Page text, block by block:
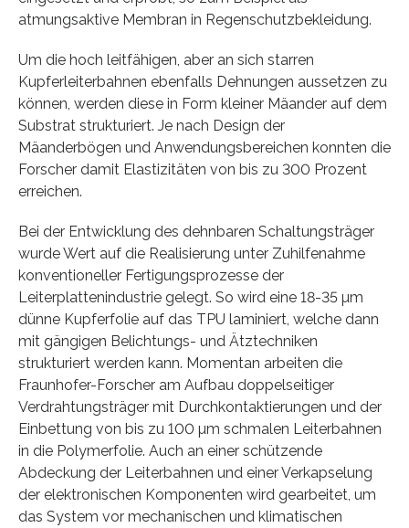
atmungsaktive Membran in Regenschutzbekleidung.
Um die hoch leitfähigen, aber an sich starren
Kupferleiterbahnen ebenfalls Dehnungen aussetzen zu
können, werden diese in Form kleiner Mäander auf dem
Substrat strukturiert. Je nach Design der
Mäanderbögen und Anwendungsbereichen konnten die
Forscher damit Elastizitäten von bis zu 300 Prozent
erreichen.
Bei der Entwicklung des dehnbaren Schaltungsträger
wurde Wert auf die Realisierung unter Zuhilfenahme
konventioneller Fertigungsprozesse der
Leiterplattenindustrie gelegt. So wird eine 18-35 µm
dünne Kupferfolie auf das TPU laminiert, welche dann
mit gängigen Belichtungs- und Ätztechniken
strukturiert werden kann. Momentan arbeiten die
Fraunhofer-Forscher am Aufbau doppelseitiger
Verdrahtungsträger mit Durchkontaktierungen und der
Einbettung von bis zu 100 µm schmalen Leiterbahnen
in die Polymerfolie. Auch an einer schützende
Abdeckung der Leiterbahnen und einer Verkapselung
der elektronischen Komponenten wird gearbeitet, um
das System vor mechanischen und klimatischen